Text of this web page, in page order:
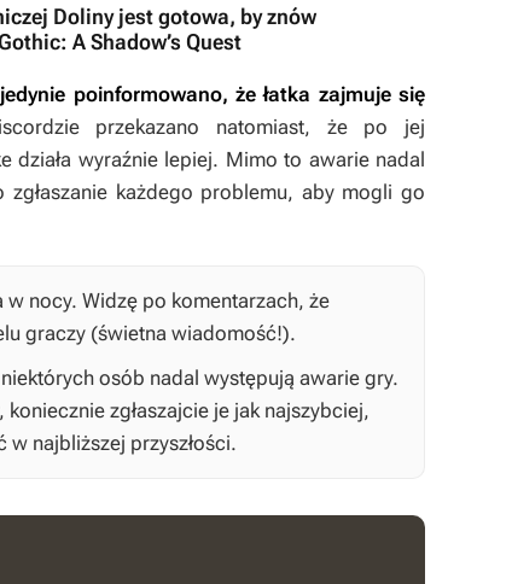
Doliny jest gotowa, by znów
A Shadow’s Quest
jedynie poinformowano, że łatka zajmuje się
przekazano natomiast, że po jej
działa wyraźnie lepiej. Mimo to awarie nadal
każdego problemu, aby mogli go
w nocy. Widzę po komentarzach, że
graczy (świetna wiadomość!).
osób nadal występują awarie gry.
zgłaszajcie je jak najszybciej,
najbliższej przyszłości.